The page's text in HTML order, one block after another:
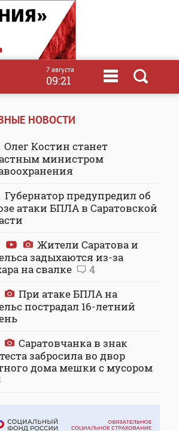
7 августа
09:21
НОВОСТИ
Олег Костин станет
министром
Губернатор предупредил об
атаки БПЛА в Саратовской
Жители Саратова и
задыхаются из-за
на свалке
4
При атаке БПЛА на
пострадал 16-летний
Саратовчанка в знак
забросила во двор
дома мешки с мусором